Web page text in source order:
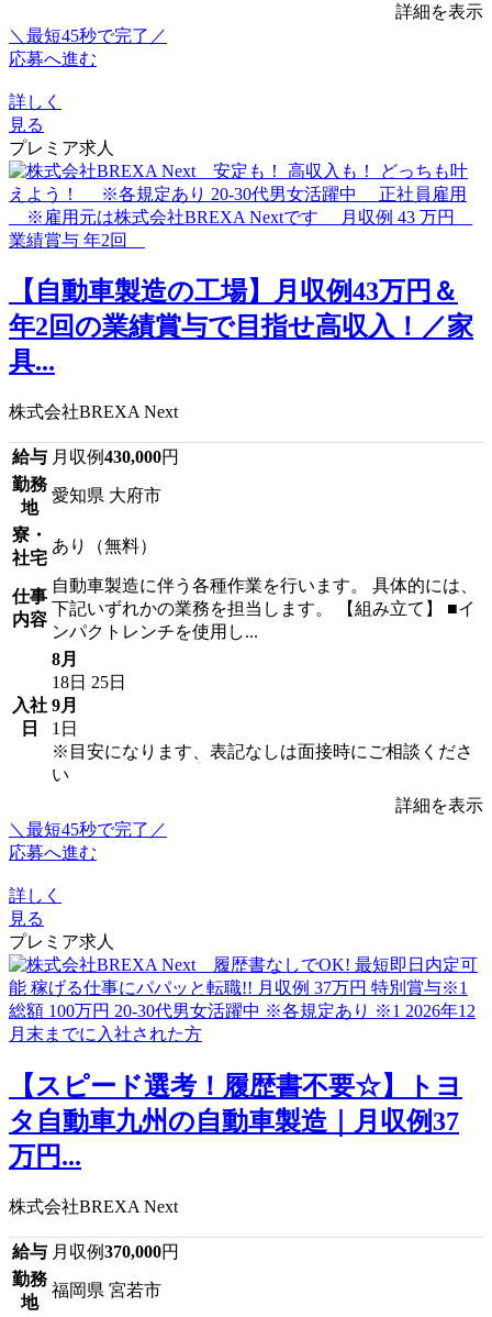
詳細を表示
＼最短45秒で完了／
応募へ進む
詳しく
見る
プレミア求人
【自動車製造の工場】月収例43万円＆
年2回の業績賞与で目指せ高収入！／家
具...
株式会社BREXA Next
給与 月収例430,000円
勤務
地
愛知県 大府市
寮・
社宅
あり（無料）
仕事
内容
自動車製造に伴う各種作業を行います。 具体的には、
下記いずれかの業務を担当します。 【組み立て】 ■イ
ンパクトレンチを使用し...
入社
日
8月
18日 25日
9月
1日
※目安になります、表記なしは面接時にご相談くださ
い
詳細を表示
＼最短45秒で完了／
応募へ進む
詳しく
見る
プレミア求人
【スピード選考！履歴書不要☆】トヨ
タ自動車九州の自動車製造｜月収例37
万円...
株式会社BREXA Next
給与 月収例370,000円
勤務
地
福岡県 宮若市